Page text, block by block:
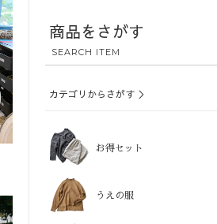
商品をさがす
SEARCH ITEM
カテゴリからさがす ＞
お得セット
うえの服